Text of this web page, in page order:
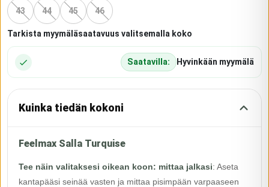
43 44 45 46
Tarkista myymäläsaatavuus valitsemalla koko
Saatavilla: Hyvinkään myymälä
Kuinka tiedän kokoni
Feelmax Salla Turquise
Tee näin valitaksesi oikean koon: mittaa jalkasi: Aseta
kantapääsi seinää vasten ja mittaa pisimpään varpaaseen